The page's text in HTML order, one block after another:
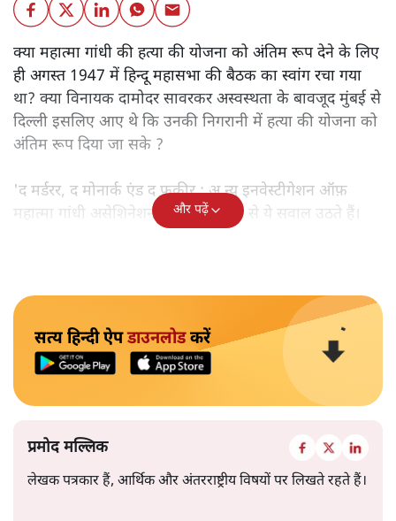
क्या महात्मा गांधी की हत्या की योजना को अंतिम रूप देने के लिए
ही अगस्त 1947 में हिन्दू महासभा की बैठक का स्वांग रचा गया
था? क्या विनायक दामोदर सावरकर अस्वस्थता के बावजूद मुंबई से
दिल्ली इसलिए आए थे कि उनकी निगरानी में हत्या की योजना को
अंतिम रूप दिया जा सके ?
'द मर्डरर, द मोनार्क एंड द फ़कीर : अ न्यू इनवेस्टीगेशन ऑफ़
महात्मा गांधी असेशिनेशन' नामक किताब से ये सवाल उठते हैं।
और पढ़ें
सत्य हिन्दी ऐपडाउनलोडकरें
प्रमोद मल्लिक
लेखक पत्रकार हैं, आर्थिक और अंतरराष्ट्रीय विषयों पर लिखते रहते हैं।